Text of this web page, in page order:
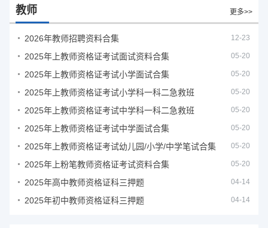
教师 更多>>
2026年教师招聘资料合集 12-23
2025年上教师资格证考试面试资料合集 05-20
2025年上教师资格证考试小学面试合集 05-20
2025年上教师资格证考试小学科一科二急救班 05-20
2025年上教师资格证考试中学科一科二急救班 05-20
2025年上教师资格证考试中学面试合集 05-20
2025年上教师资格证考试幼儿园/小学/中学笔试合集 05-20
2025年上粉笔教师资格证考试资料合集 05-20
2025年高中教师资格证科三押题 04-14
2025年初中教师资格证科三押题 04-14